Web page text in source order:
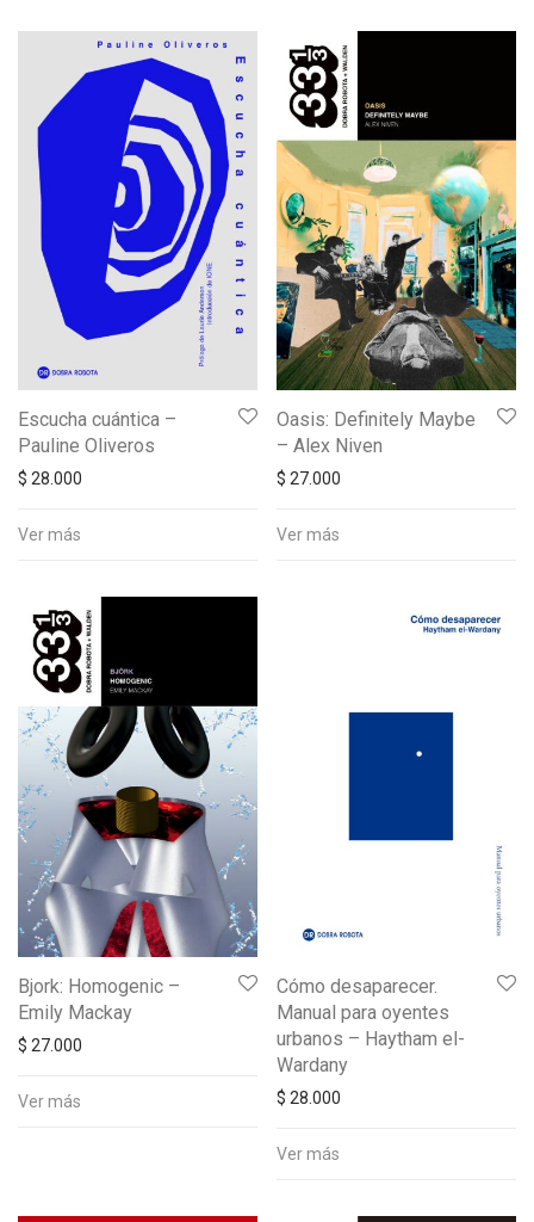
Escucha cuántica –
Pauline Oliveros
$ 28.000
Ver más
Oasis: Definitely Maybe
– Alex Niven
$ 27.000
Ver más
Bjork: Homogenic –
Emily Mackay
$ 27.000
Ver más
Cómo desaparecer.
Manual para oyentes
urbanos – Haytham el-
Wardany
$ 28.000
Ver más